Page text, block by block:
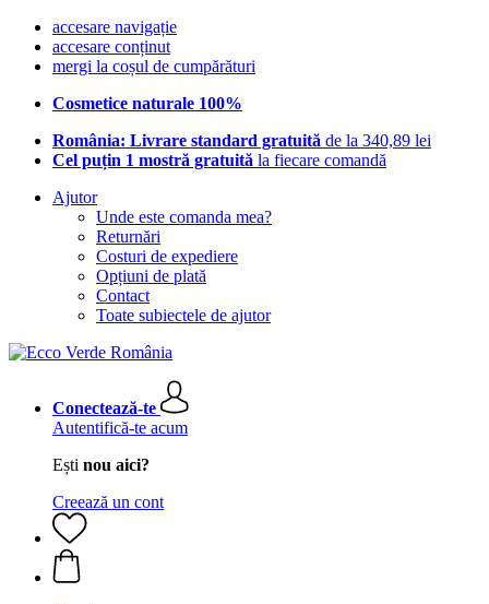
accesare navigație
accesare conținut
mergi la coșul de cumpărături
Cosmetice naturale 100%
România: Livrare standard gratuită de la 340,89 lei
Cel puțin 1 mostră gratuită la fiecare comandă
Ajutor
Unde este comanda mea?
Returnări
Costuri de expediere
Opțiuni de plată
Contact
Toate subiectele de ajutor
Conectează-te
Autentifică-te acum
Ești nou aici?
Creează un cont